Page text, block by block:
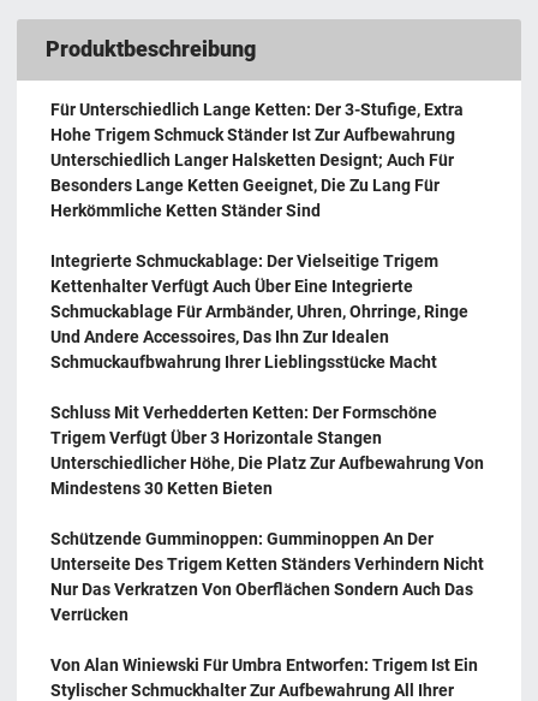
Produktbeschreibung
Für Unterschiedlich Lange Ketten: Der 3-Stufige, Extra
Hohe Trigem Schmuck Ständer Ist Zur Aufbewahrung
Unterschiedlich Langer Halsketten Designt; Auch Für
Besonders Lange Ketten Geeignet, Die Zu Lang Für
Herkömmliche Ketten Ständer Sind
Integrierte Schmuckablage: Der Vielseitige Trigem
Kettenhalter Verfügt Auch Über Eine Integrierte
Schmuckablage Für Armbänder, Uhren, Ohrringe, Ringe
Und Andere Accessoires, Das Ihn Zur Idealen
Schmuckaufbwahrung Ihrer Lieblingsstücke Macht
Schluss Mit Verhedderten Ketten: Der Formschöne
Trigem Verfügt Über 3 Horizontale Stangen
Unterschiedlicher Höhe, Die Platz Zur Aufbewahrung Von
Mindestens 30 Ketten Bieten
Schützende Gumminoppen: Gumminoppen An Der
Unterseite Des Trigem Ketten Ständers Verhindern Nicht
Nur Das Verkratzen Von Oberflächen Sondern Auch Das
Verrücken
Von Alan Winiewski Für Umbra Entworfen: Trigem Ist Ein
Stylischer Schmuckhalter Zur Aufbewahrung All Ihrer